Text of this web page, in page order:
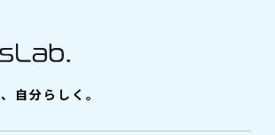
自分らしく。